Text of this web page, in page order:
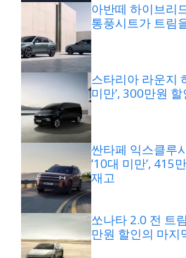
아반떼 하이브리
통풍시트가 트림
스타리아 라운지
미만’, 300만원
싼타페 익스클루
’10대 미만’, 415
재고
쏘나타 2.0 전 트
만원 할인의 마지